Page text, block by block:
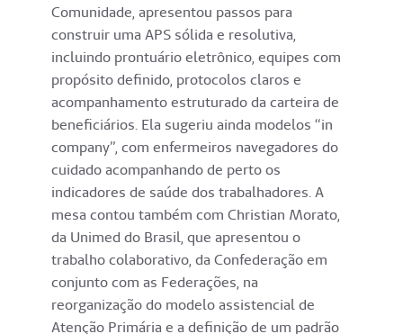
Comunidade, apresentou passos para
construir uma APS sólida e resolutiva,
incluindo prontuário eletrônico, equipes com
propósito definido, protocolos claros e
acompanhamento estruturado da carteira de
beneficiários. Ela sugeriu ainda modelos “in
company”, com enfermeiros navegadores do
cuidado acompanhando de perto os
indicadores de saúde dos trabalhadores. A
mesa contou também com Christian Morato,
da Unimed do Brasil, que apresentou o
trabalho colaborativo, da Confederação em
conjunto com as Federações, na
reorganização do modelo assistencial de
Atenção Primária e a definição de um padrão